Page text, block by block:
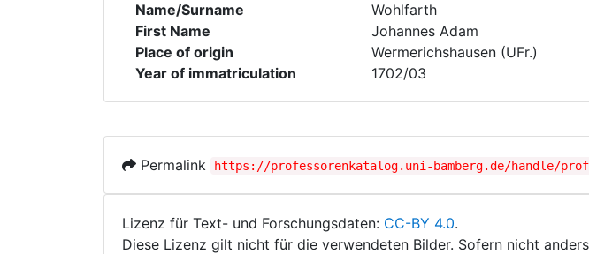
Name/Surname
Wohlfarth
First Name
Johannes Adam
Place of origin
Wermerichshausen (UFr.)
Year of immatriculation
1702/03
Permalink https://professorenkatalog.uni-bamberg.de/handle/
Lizenz für Text- und Forschungsdaten: CC-BY 4.0.
Diese Lizenz gilt nicht für die verwendeten Bilder. Sofern nicht